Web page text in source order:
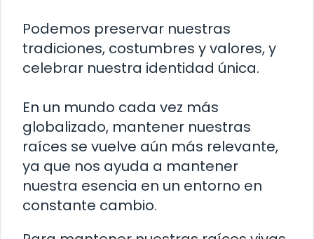
Podemos preservar nuestras
tradiciones, costumbres y valores, y
celebrar nuestra identidad única.
En un mundo cada vez más
globalizado, mantener nuestras
raíces se vuelve aún más relevante,
ya que nos ayuda a mantener
nuestra esencia en un entorno en
constante cambio.